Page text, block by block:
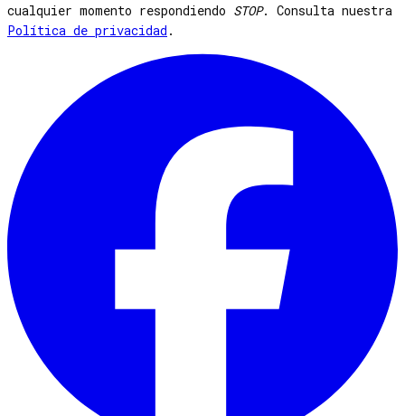
cualquier momento respondiendo STOP. Consulta nuestra
Política de privacidad .